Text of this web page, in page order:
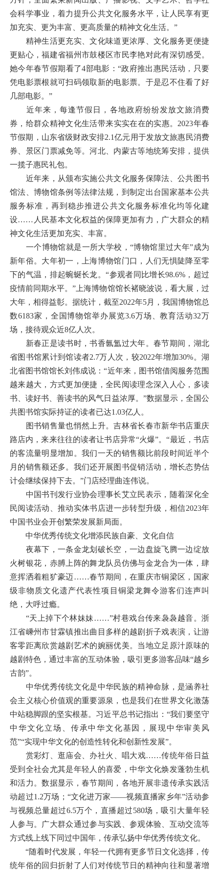
会科学事业，着力提升公共文化服务水平，让人民享有更
加充实、更为丰富、更高质量的精神文化生活。”
精神生活更充实、文化味道更浓厚、文化服务更便捷
更贴心，福建省福州市鼓楼区市民李艳对此有深切感受。
她今年春节假期看了4部电影：“政府推出惠民活动，只要
凭电影票根就可扫码领取新的电影票。于是忍不住看了好
几部电影。”
近年来，每逢节假日，各地政府纷纷发放文旅消费
券，给群众精神文化生活带来实实在在的实惠。2023年春
节假期，山东省级财政安排2.1亿元用于发放文旅惠民消费
券、景区门票减免等。河北、内蒙古等地统筹安排，提供
一揽子惠民礼包。
近年来，从颁布实施公共文化服务保障法、公共图书
馆法、博物馆条例等法律法规，到制定出台国家基本公共
服务标准，再到稳步推进公共文化服务标准化均等化建
设……人民基本文化权益的保障更加有力，广大群众的精
神文化生活更加充实、丰富。
一个博物馆就是一所大学校，“博物馆里过大年”成为
新年俗。大年初一，上海博物馆门口，人们无惧陡降至零
下的气温，排起蜿蜒长龙。“参观者同比增长98.6%，超过
疫情前同期水平。”上海博物馆馆长褚晓波说，看大展，过
大年，相得益彰。据统计，截至2022年5月，我国博物馆总
数6183家，全国博物馆举办展览3.6万场、教育活动32万
场，接待观众近8亿人次。
新春正是读书时，书香氤氲过大年。春节期间，湖北
省图书馆累计到馆读者2.7万人次，较2022年增加30%。湖
北省图书馆馆长刘伟成说：“近年来，图书馆借阅服务范围
越来越大，方式更加便捷，全民阅读理念深入人心，多读
书、读好书、善读书的风气日益浓厚。”数据显示，全国公
共图书馆实际持证的读者已达1.03亿人。
图书销售量也悄然上升。吉林省长春市新华书店重庆
路店内，来来往往的读者让书店异常“火爆”。“最近，书店
的客流量明显增加。我们一天的销售额比前段时间近半个
月的销售额还多。我们还开展图书促销活动，增长态势估
计会继续保持下去。”门店经理曲连伟说。
中国书刊发行业协会理事长艾立民表示，随着深化全
民阅读活动、推动实体书店进一步转型升级，相信2023年
中国书业会开创繁荣发展新局面。
中华优秀传统文化增添民族自豪、文化自信
夜幕下，一条金龙划破长空，一边盘旋飞腾一边绽放
火树银花，赤膊上阵的舞龙队员仿佛与金龙合为一体，肆
意挥洒着粗犷豪迈……春节期间，在重庆市铜梁区，国家
级非物质文化遗产代表性项目铜梁龙舞令游客们连声叫
绝，大呼过瘾。
“天上掉下个林妹妹……”村巷戏台传来袅袅越音。浙
江省嵊州市甘霖镇推出曲目多样的越剧折子戏表演，让游
客零距离欣赏越剧艺术的婉丽优美。当地立足原汁原味的
越剧特色，通过丰富的互动体验，吸引更多游客品味“越乡
古韵”。
中华优秀传统文化是中华民族的精神命脉，是涵养社
会主义核心价值观的重要源泉，也是我们在世界文化激荡
中站稳脚跟的坚实根基。习近平总书记指出：“我们要坚守
中华文化立场、传承中华文化基因，展现中华审美风
范”“实现中华文化的创造性转化和创新性发展”。
赏彩灯、逛庙会、办社火、唱大戏……传统年俗日益
受到全社会尤其是年轻人的喜爱，中华文化焕发蓬勃生机
和活力。数据显示，春节期间，各地开展非遗传承实践活
动超过1.2万场；“文化进万家——视频直播家乡年”活动参
与视频总量超过6.5万个，直播超过580场，吸引大量年轻
人参与。广大群众通过参与实践、参观体验、互动交流等
方式线上线下同过中国年，传承弘扬中华优秀传统文化。
“随着时代发展，年轻一代拥有更多节日文化选择，传
统年俗的回归折射了人们对传统节日的精神向往和显著增